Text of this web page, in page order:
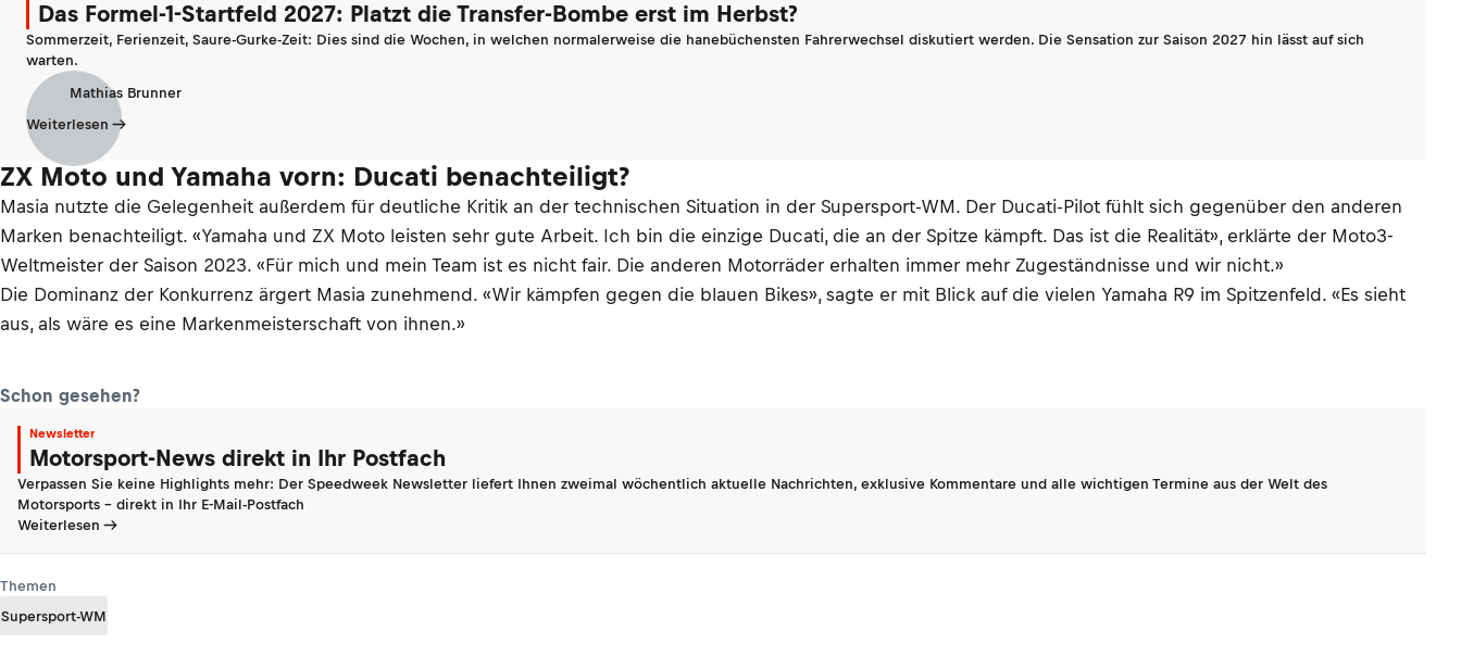
Das Formel-1-Startfeld 2027: Platzt die Transfer-Bombe erst im Herbst?
Sommerzeit, Ferienzeit, Saure-Gurke-Zeit: Dies sind die Wochen, in welchen normalerweise die hanebüchensten Fahrerwechsel diskutiert werden. Die Sensation zur Saison 2027 hin lässt auf sich
warten.
Mathias Brunner
Weiterlesen
ZX Moto und Yamaha vorn: Ducati benachteiligt?
Masia nutzte die Gelegenheit außerdem für deutliche Kritik an der technischen Situation in der Supersport-WM. Der Ducati-Pilot fühlt sich gegenüber den anderen
Marken benachteiligt. «Yamaha und ZX Moto leisten sehr gute Arbeit. Ich bin die einzige Ducati, die an der Spitze kämpft. Das ist die Realität», erklärte der Moto3-
Weltmeister der Saison 2023. «Für mich und mein Team ist es nicht fair. Die anderen Motorräder erhalten immer mehr Zugeständnisse und wir nicht.»
Die Dominanz der Konkurrenz ärgert Masia zunehmend. «Wir kämpfen gegen die blauen Bikes», sagte er mit Blick auf die vielen Yamaha R9 im Spitzenfeld. «Es sieht
aus, als wäre es eine Markenmeisterschaft von ihnen.»
Schon gesehen?
Newsletter
Motorsport-News direkt in Ihr Postfach
Verpassen Sie keine Highlights mehr: Der Speedweek Newsletter liefert Ihnen zweimal wöchentlich aktuelle Nachrichten, exklusive Kommentare und alle wichtigen Termine aus der Welt des
Motorsports - direkt in Ihr E-Mail-Postfach
Weiterlesen
Themen
Supersport-WM